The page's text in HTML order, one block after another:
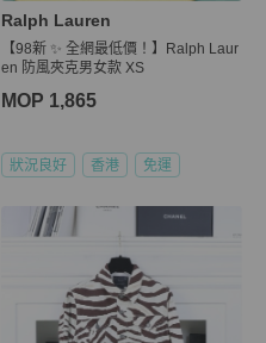
Ralph Lauren
【98新 ✨ 全網最低價！】Ralph Laur
en 防風夾克男女款 XS
MOP 1,865
狀況良好 香港 免運